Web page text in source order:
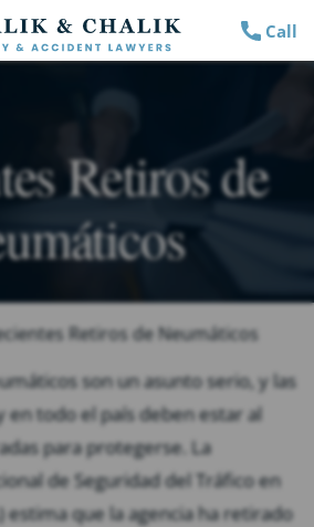
Call
Retiros de
Retiros de Neumáticos
son un asunto serio, y las
en todo el país deben estar al
para protegerse. La
de Seguridad del Tráfico en
estima que la agencia ha retirado